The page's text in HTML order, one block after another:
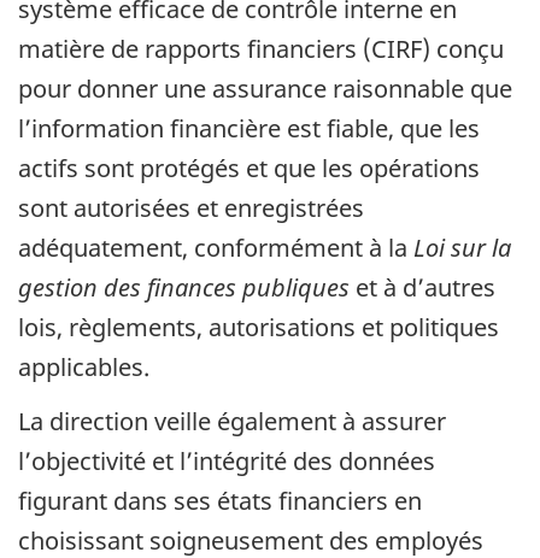
système efficace de contrôle interne en
matière de rapports financiers (CIRF) conçu
pour donner une assurance raisonnable que
l’information financière est fiable, que les
actifs sont protégés et que les opérations
sont autorisées et enregistrées
adéquatement, conformément à la Loi sur la
gestion des finances publiques et à d’autres
lois, règlements, autorisations et politiques
applicables.
La direction veille également à assurer
l’objectivité et l’intégrité des données
figurant dans ses états financiers en
choisissant soigneusement des employés